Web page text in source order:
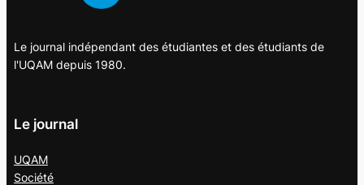
Le journal indépendant des étudiantes et des étudiants de
l'UQAM depuis 1980.
Le journal
UQAM
Société